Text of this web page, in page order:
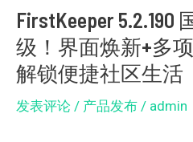
FirstKeeper 5.2.190
级！界面焕新+多
解锁便捷社区生活
发表评论 / 产品发布 / admin
FirstKeeper
5.2.190
国
版